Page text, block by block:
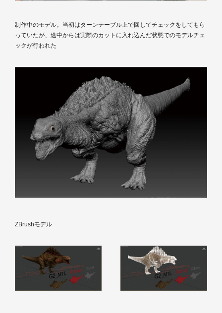
制作中のモデル。当初はターンテーブル上で回してチェックをしてもら
っていたが、途中からは実際のカットに入れ込んだ状態でのモデルチェ
ックが行われた
ZBrushモデル